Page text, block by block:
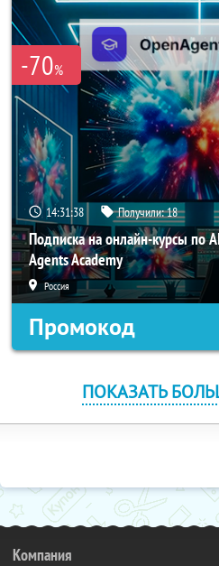
-70%
14:31:37 Получили:18
Подписка на онлайн-курсы по
Agents Academy
Россия
Промокод
ПОКАЗАТЬ
Компания